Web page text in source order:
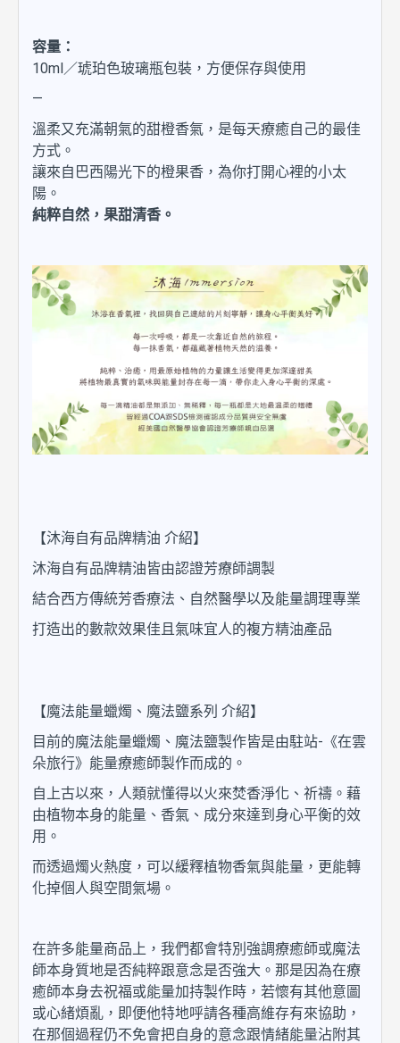
容量：
10ml／琥珀色玻璃瓶包裝，方便保存與使用
—
溫柔又充滿朝氣的甜橙香氣，是每天療癒自己的最佳
方式。
讓來自巴西陽光下的橙果香，為你打開心裡的小太
陽。
純粹自然，果甜清香。
【沐海自有品牌精油 介紹】
沐海自有品牌精油皆由認證芳療師調製
結合西方傳統芳香療法、自然醫學以及能量調理專業
打造出的數款效果佳且氣味宜人的複方精油產品
【魔法能量蠟燭、 魔法鹽系列 介紹】
目前的魔法能量蠟燭 、 魔法鹽製作皆是由駐站- 《在雲
朵旅行》能量療癒師製作而成的。
自上古以來，人類就懂得以火來焚香淨化、祈禱。藉
由植物本身的能量、香氣、成分來達到身心平衡的效
用。
而透過燭火熱度，可以緩釋植物香氣與能量，更能轉
化掉個人與空間氣場。
在許多能量商品上，我們都會特別強調療癒師或魔法
師本身質地是否純粹跟意念是否強大。那是因為在療
癒師本身去祝福或能量加持製作時，若懷有其他意圖
或心緒煩亂，即便他特地呼請各種高維存有來協助，
在那個過程仍不免會把自身的意念跟情緒能量沾附其